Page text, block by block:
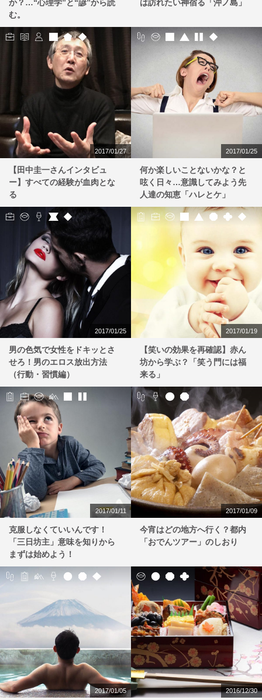
か？…“心理学”と“諺”から読
む。
は訪れたい神宿る「沖ノ島」
2017/01/27
【田中圭一さんインタビュ
ー】すべての経験が血肉とな
る
2017/01/25
何か楽しいことないかな？と
呟く日々…意識してみよう先
人達の知恵「ハレとケ」
2017/01/25
男の色気で女性をドキッとさ
せろ！男のエロス放出方法
（行動・習慣編）
2017/01/19
【笑いの効果を再確認】赤ん
坊から学ぶ？「笑う門には福
来る」
2017/01/11
克服しなくていいんです！
「三日坊主」意味を知りから
まずは始めよう！
2017/01/09
今宵はどの地方へ行く？都内
「おでんツアー」のしおり
2017/01/05 2016/12/30